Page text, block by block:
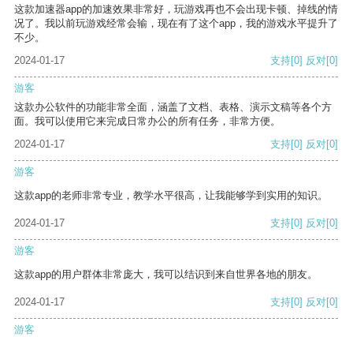
这款加速器app的加速效果非常好，玩游戏再也不会出现卡顿、掉线的情
况了。我以前玩游戏经常会输，现在有了这个app，我的游戏水平提升了
不少。
2024-01-17
支持[0] 反对[0]
游客
这款办公软件的功能非常全面，涵盖了文档、表格、演示文稿等各个方
面。我可以使用它来完成日常办公的所有任务，非常方便。
2024-01-17
支持[0] 反对[0]
游客
这款app的老师非常专业，教学水平很高，让我能够学到实用的知识。
2024-01-17 支持[0] 反对[0]
游客
这款app的用户群体非常庞大，我可以结识到来自世界各地的朋友。
2024-01-17 支持[0] 反对[0]
游客